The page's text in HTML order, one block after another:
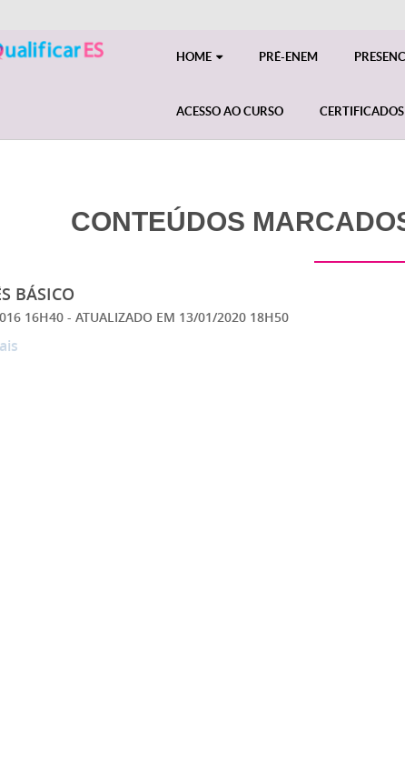
HOME PRÉ-ENEM
ACESSO AO CURSO CERTIFICADOS
CONTEÚDOS
BÁSICO
16H40 - ATUALIZADO EM 13/01/2020 18H50